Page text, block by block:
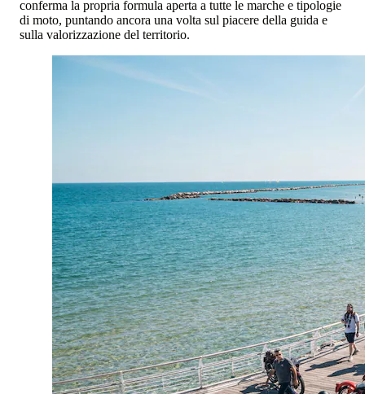
conferma la propria formula aperta a tutte le marche e tipologie
di moto, puntando ancora una volta sul piacere della guida e
sulla valorizzazione del territorio.